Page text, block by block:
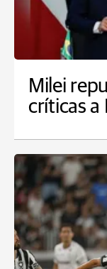
Milei
críticas a